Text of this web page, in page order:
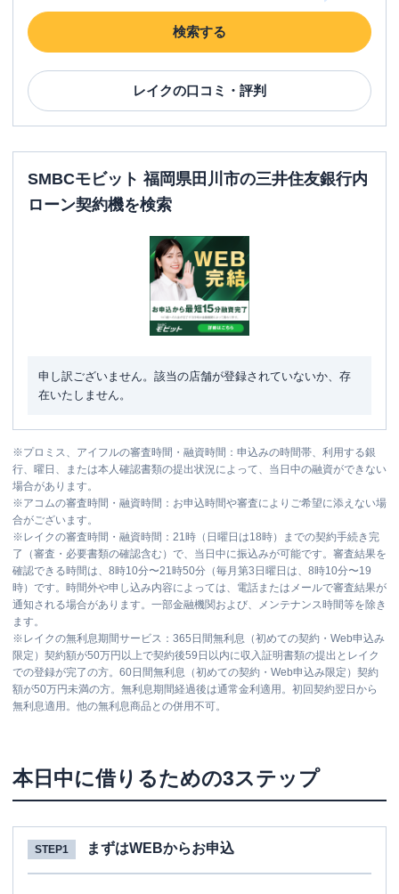
検索する
レイクの口コミ・評判
SMBCモビット 福岡県田川市の三井住友銀行内
ローン契約機を検索
申し訳ございません。該当の店舗が登録されていないか、存
在いたしません。
※プロミス、アイフルの審査時間・融資時間：申込みの時間帯、利用する銀
行、曜日、または本人確認書類の提出状況によって、当日中の融資ができない
場合があります。
※アコムの審査時間・融資時間：お申込時間や審査によりご希望に添えない場
合がございます。
※ レイクの審査時間・融資時間：21時（日曜日は18時）までの契約手続き完
了（審査・必要書類の確認含む）で、当日中に振込みが可能です。審査結果を
確認できる時間は、8時10分〜21時50分（毎月第3日曜日は、8時10分〜19
時）です。時間外や申し込み内容によっては、電話またはメールで審査結果が
通知される場合があります。一部金融機関および、メンテナンス時間等を除き
ます。
※ レイクの無利息期間サービス：365日間無利息（初めての契約・Web申込み
限定）契約額が50万円以上で契約後59日以内に収入証明書類の提出とレイク
での登録が完了の方。60日間無利息（初めての契約・Web申込み限定）契約
額が50万円未満の方。無利息期間経過後は通常金利適用。初回契約翌日から
無利息適用。他の無利息商品との併用不可。
本日中に借りるための3ステップ
STEP1 まずはWEBからお申込